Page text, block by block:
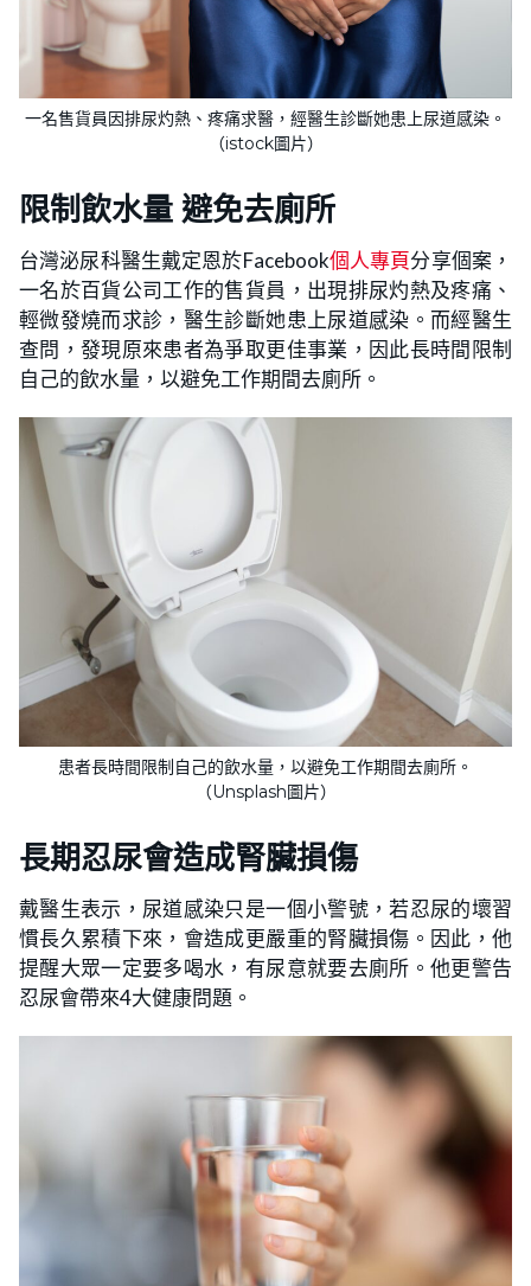
一名售貨員因排尿灼熱、疼痛求醫，經醫生診斷她患上尿道感染。
（istock圖片）
限制飲水量 避免去廁所
台灣泌尿科醫生戴定恩於Facebook個人專頁分享個案，
一名於百貨公司工作的售貨員，出現排尿灼熱及疼痛、
輕微發燒而求診，醫生診斷她患上尿道感染。而經醫生
查問，發現原來患者為爭取更佳事業，因此長時間限制
自己的飲水量，以避免工作期間去廁所。
患者長時間限制自己的飲水量，以避免工作期間去廁所。
（Unsplash圖片）
長期忍尿會造成腎臟損傷
戴醫生表示，尿道感染只是一個小警號，若忍尿的壞習
慣長久累積下來，會造成更嚴重的腎臟損傷。因此，他
提醒大眾一定要多喝水，有尿意就要去廁所。他更警告
忍尿會帶來4大健康問題。